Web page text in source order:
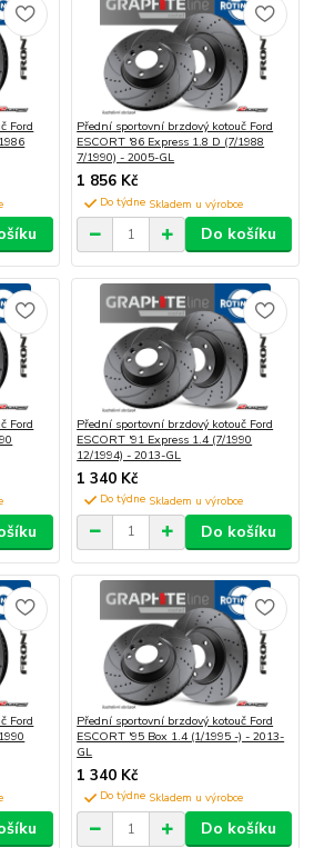
Ford
Přední sportovní brzdový kotouč Ford
ESCORT '86 Express 1.8 D (7/1988
7/1990) - 2005-GL
1 856 Kč
Do týdne
Do košíku
Ford
Přední sportovní brzdový kotouč Ford
ESCORT '91 Express 1.4 (7/1990
12/1994) - 2013-GL
1 340 Kč
Do týdne
Do košíku
Ford
Přední sportovní brzdový kotouč Ford
ESCORT '95 Box 1.4 (1/1995 -) - 2013-
GL
1 340 Kč
Do týdne
Do košíku